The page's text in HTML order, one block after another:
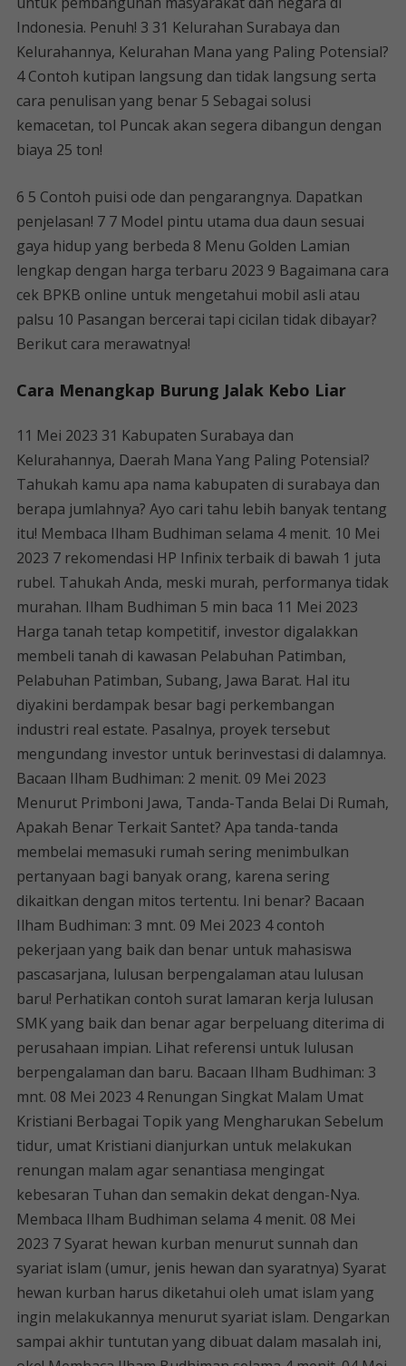
Indonesia. Penuh! 3 31 Kelurahan Surabaya dan
Kelurahannya, Kelurahan Mana yang Paling Potensial?
4 Contoh kutipan langsung dan tidak langsung serta
cara penulisan yang benar 5 Sebagai solusi
kemacetan, tol Puncak akan segera dibangun dengan
biaya 25 ton!
6 5 Contoh puisi ode dan pengarangnya. Dapatkan
penjelasan! 7 7 Model pintu utama dua daun sesuai
gaya hidup yang berbeda 8 Menu Golden Lamian
lengkap dengan harga terbaru 2023 9 Bagaimana cara
cek BPKB online untuk mengetahui mobil asli atau
palsu 10 Pasangan bercerai tapi cicilan tidak dibayar?
Berikut cara merawatnya!
Cara Menangkap Burung Jalak Kebo Liar
11 Mei 2023 31 Kabupaten Surabaya dan
Kelurahannya, Daerah Mana Yang Paling Potensial?
Tahukah kamu apa nama kabupaten di surabaya dan
berapa jumlahnya? Ayo cari tahu lebih banyak tentang
itu! Membaca Ilham Budhiman selama 4 menit. 10 Mei
2023 7 rekomendasi HP Infinix terbaik di bawah 1 juta
rubel. Tahukah Anda, meski murah, performanya tidak
murahan. Ilham Budhiman 5 min baca 11 Mei 2023
Harga tanah tetap kompetitif, investor digalakkan
membeli tanah di kawasan Pelabuhan Patimban,
Pelabuhan Patimban, Subang, Jawa Barat. Hal itu
diyakini berdampak besar bagi perkembangan
industri real estate. Pasalnya, proyek tersebut
mengundang investor untuk berinvestasi di dalamnya.
Bacaan Ilham Budhiman: 2 menit. 09 Mei 2023
Menurut Primboni Jawa, Tanda-Tanda Belai Di Rumah,
Apakah Benar Terkait Santet? Apa tanda-tanda
membelai memasuki rumah sering menimbulkan
pertanyaan bagi banyak orang, karena sering
dikaitkan dengan mitos tertentu. Ini benar? Bacaan
Ilham Budhiman: 3 mnt. 09 Mei 2023 4 contoh
pekerjaan yang baik dan benar untuk mahasiswa
pascasarjana, lulusan berpengalaman atau lulusan
baru! Perhatikan contoh surat lamaran kerja lulusan
SMK yang baik dan benar agar berpeluang diterima di
perusahaan impian. Lihat referensi untuk lulusan
berpengalaman dan baru. Bacaan Ilham Budhiman: 3
mnt. 08 Mei 2023 4 Renungan Singkat Malam Umat
Kristiani Berbagai Topik yang Mengharukan Sebelum
tidur, umat Kristiani dianjurkan untuk melakukan
renungan malam agar senantiasa mengingat
kebesaran Tuhan dan semakin dekat dengan-Nya.
Membaca Ilham Budhiman selama 4 menit. 08 Mei
2023 7 Syarat hewan kurban menurut sunnah dan
syariat islam (umur, jenis hewan dan syaratnya) Syarat
hewan kurban harus diketahui oleh umat islam yang
ingin melakukannya menurut syariat islam. Dengarkan
sampai akhir tuntutan yang dibuat dalam masalah ini,